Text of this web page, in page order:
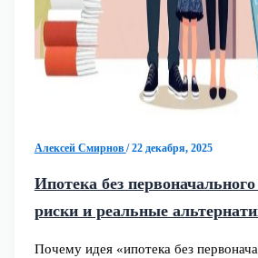
Алексей Смирнов /22 декабря, 2025
Ипотека без
риски и реальные
Почему идея «ипотека без